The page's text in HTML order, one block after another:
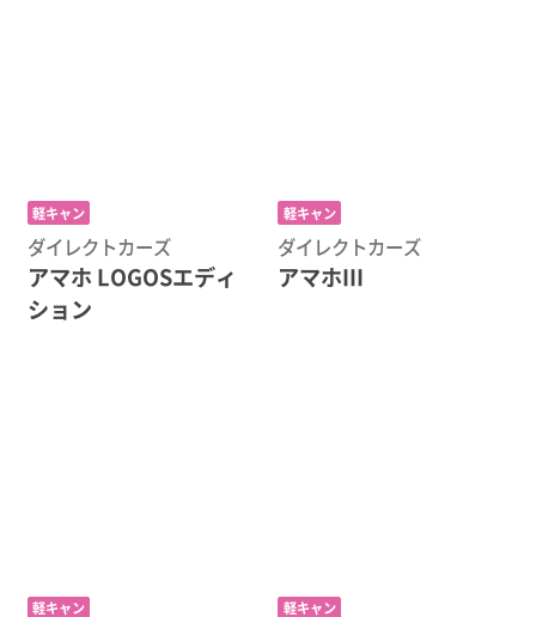
軽キャン
ダイレクトカーズ
アマホ LOGOSエディ
ション
軽キャン
ダイレクトカーズ
アマホIII
軽キャン 軽キャン